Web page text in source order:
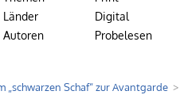
Länder
Autoren
Digital
Probelesen
„schwarzen Schaf“ zur Avantgarde